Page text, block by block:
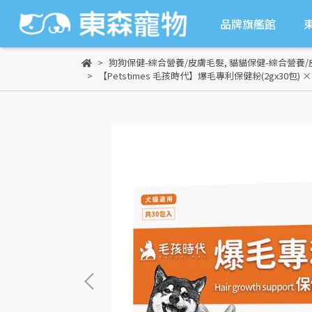
品牌旗艦館
狗狗保健-綜合營養/皮膚毛髮, 貓貓保健-綜合營養/
【Petstimes 毛孩時代】爆毛專利保健粉(2gx30包)